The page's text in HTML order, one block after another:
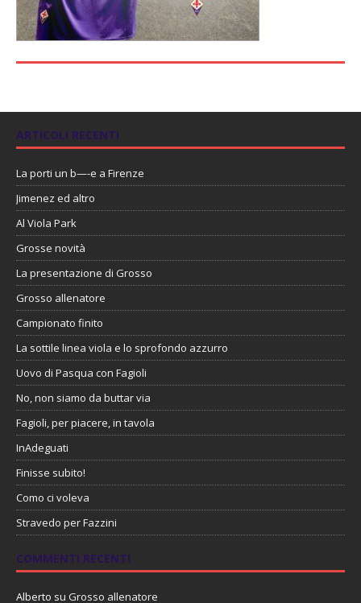
ARTICOLI RECENTI
La porti un b—-e a Firenze
Jimenez ed altro
Al Viola Park
Grosse novità
La presentazione di Grosso
Grosso allenatore
Campionato finito
La sottile linea viola e lo sprofondo azzurro
Uovo di Pasqua con Fagioli
No, non siamo da buttar via
Fagioli, per piacere, in tavola
InAdeguati
Finisse subito!
Como ci voleva
Stravedo per Fazzini
COMMENTI RECENTI
Alberto su Grosso allenatore